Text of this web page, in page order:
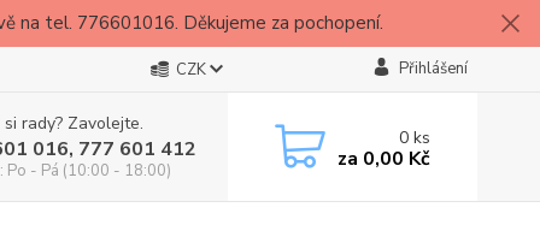
na tel. 776601016. Děkujeme za pochopení.
CZK Přihlášení
rady? Zavolejte.
016, 777 601 412
Po - Pá (10:00 - 18:00)
0ks
za 0,00 Kč